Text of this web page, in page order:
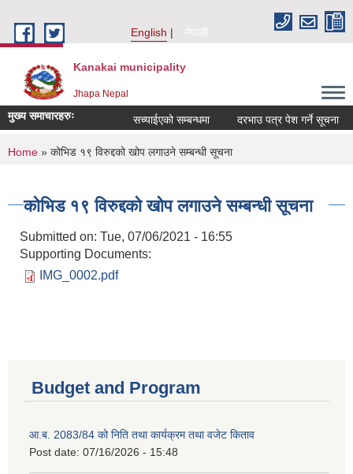
English
नेपाली
Kanakai municipality
Jhapa Nepal
मुख्य समाचारहरुः सच्याईएको सम्बन्धमा दरभाउ पत्र पेश गर्ने सूचना
You are here
Home » कोभिड १९ विरुद्दको खोप लगाउने सम्बन्धी सूचना
कोभिड १९ विरुद्दको खोप लगाउने सम्बन्धी सूचना
Submitted on: Tue, 07/06/2021 - 16:55
Supporting Documents:
IMG_0002.pdf
Budget and Program
आ.ब. 2083/84 को निति तथा कार्यक्रम तथा वजेट किताव
Post date: 07/16/2026 - 15:48